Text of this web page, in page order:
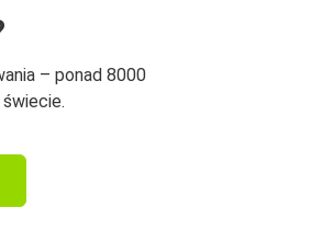
– ponad 8000